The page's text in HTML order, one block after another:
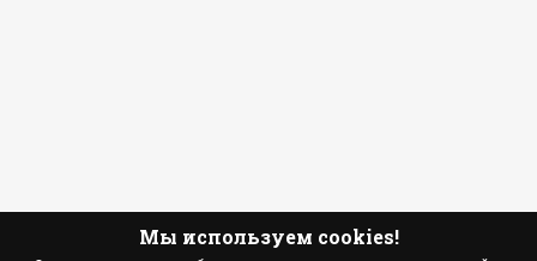
Мы используем cookies!